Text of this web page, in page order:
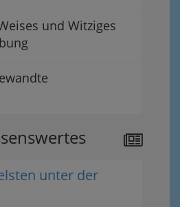
und Witziges
unter der